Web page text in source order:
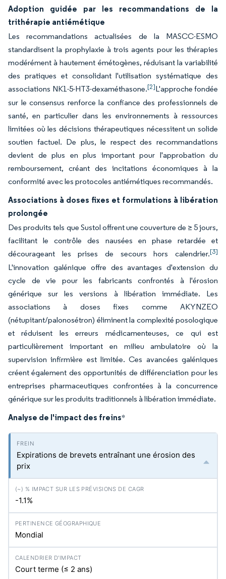
Adoption guidée par les recommandations de la
trithérapie antiémétique
Les recommandations actualisées de la MASCC-ESMO
standardisent la prophylaxie à trois agents pour les thérapies
modérément à hautement émétogènes, réduisant la variabilité
des pratiques et consolidant l'utilisation systématique des
associations NK1-5-HT3-dexaméthasone.[2]L'approche fondée
sur le consensus renforce la confiance des professionnels de
santé, en particulier dans les environnements à ressources
limitées où les décisions thérapeutiques nécessitent un solide
soutien factuel. De plus, le respect des recommandations
devient de plus en plus important pour l'approbation du
remboursement, créant des incitations économiques à la
conformité avec les protocoles antiémétiques recommandés.
Associations à doses fixes et formulations à libération
prolongée
Des produits tels que Sustol offrent une couverture de ≥ 5 jours,
facilitant le contrôle des nausées en phase retardée et
décourageant les prises de secours hors calendrier.[3]
L'innovation galénique offre des avantages d'extension du
cycle de vie pour les fabricants confrontés à l'érosion
générique sur les versions à libération immédiate. Les
associations à doses fixes comme AKYNZEO
(nétupitant/palonosétron) éliminent la complexité posologique
et réduisent les erreurs médicamenteuses, ce qui est
particulièrement important en milieu ambulatoire où la
supervision infirmière est limitée. Ces avancées galéniques
créent également des opportunités de différenciation pour les
entreprises pharmaceutiques confrontées à la concurrence
générique sur les produits traditionnels à libération immédiate.
Analyse de l'impact des freins*
Expirations de brevets entraînant une érosion des
prix
-1.1%
Mondial
Court terme (≤ 2 ans)